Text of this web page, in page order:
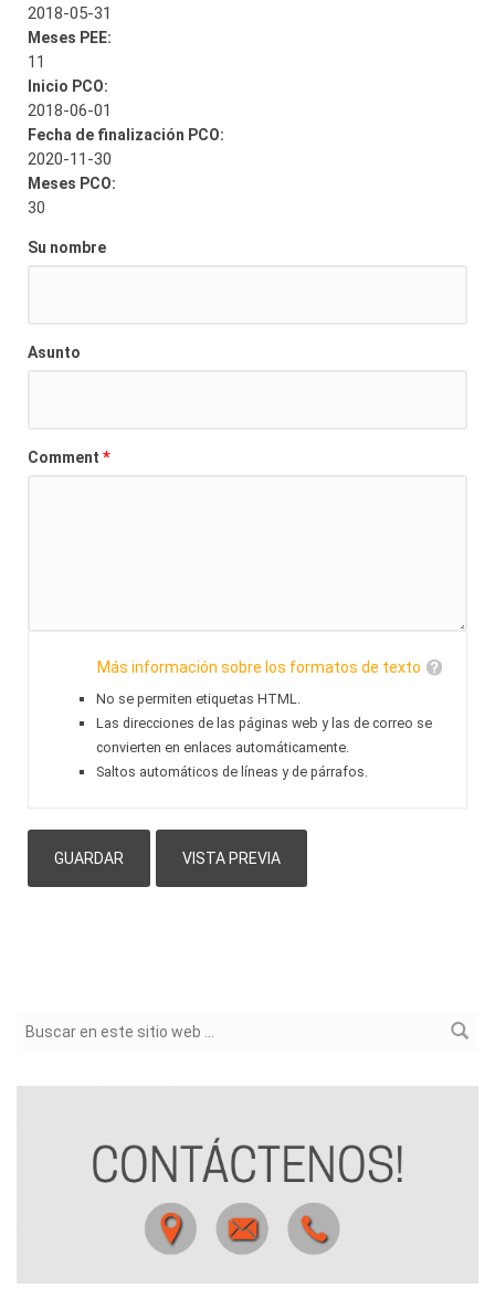
2018-05-31
Meses PEE:
11
Inicio PCO:
2018-06-01
Fecha de finalización PCO:
2020-11-30
Meses PCO:
30
Su nombre
Asunto
Comment *
Más información sobre los formatos de texto
No se permiten etiquetas HTML.
Las direcciones de las páginas web y las de correo se
convierten en enlaces automáticamente.
Saltos automáticos de líneas y de párrafos.
Formulario de búsqueda